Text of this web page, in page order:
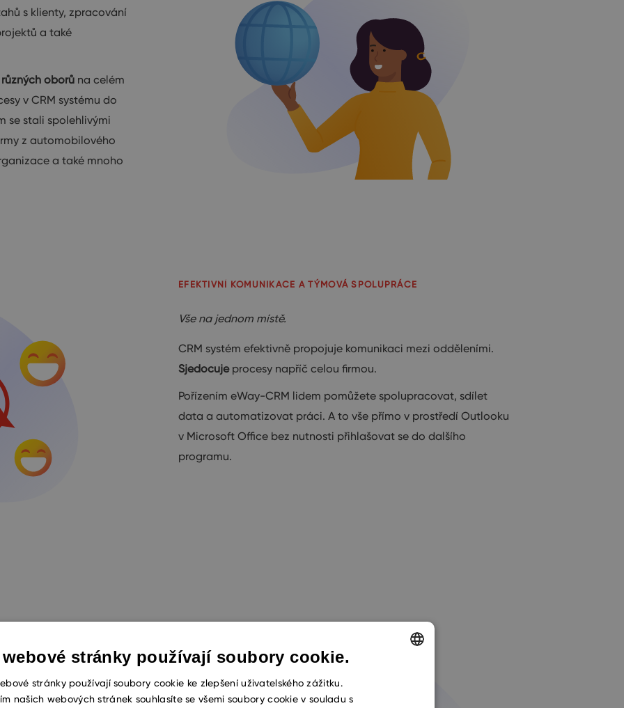
s klienty, zpracování
a také
různých oborů na celém
v CRM systému do
se stali spolehlivými
z automobilového
a také mnoho
EFEKTIVNÍ KOMUNIKACE A TÝMOVÁ SPOLUPRÁCE
Vše na jednom místě.
CRM systém efektivně propojuje komunikaci mezi odděleními.
Sjedocuje procesy napříč celou firmou.
Pořízením eWay-CRM lidem pomůžete spolupracovat, sdílet
data a automatizovat práci. A to vše přímo v prostředí Outlooku
v Microsoft Office bez nutnosti přihlašovat se do dalšího
programu.
strategií.
na vlastní
o vysoce
stránky používají soubory cookie.
stránky používají soubory cookie ke zlepšení uživatelského zážitku.
našich webových stránek souhlasíte se všemi soubory cookie v souladu s